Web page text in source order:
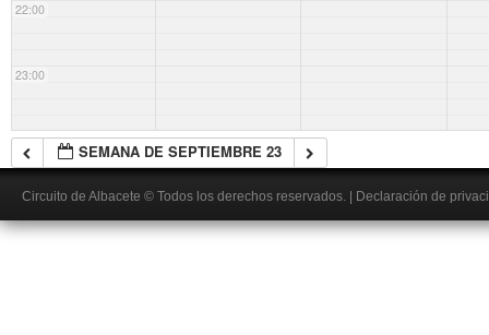
22:00
23:00
SEMANA DE SEPTIEMBRE 23
Circuito de Albacete © Todos los derechos reservados. Declaración de